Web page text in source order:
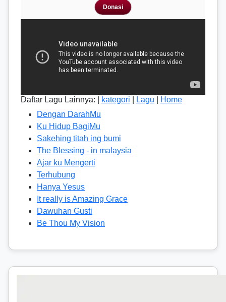
Donasi
Daftar Lagu Lainnya: | kategori Lagu
Home
Dengan DarahMu
Ku Hidup BagiMu
Sakehing titah ing bumi
The Blessing - in malaysia
Ajar ku Mengerti
Terhubung
Hanya Yesus
It really is Amazing Grace
Dawuhan Gusti
Be Thou My Vision